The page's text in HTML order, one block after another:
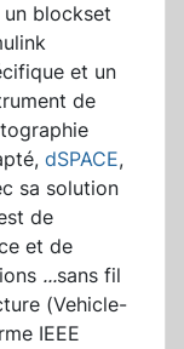
un blockset
et un
de
dSPACE,
sa solution
de
et de
...sans fil
(Vehicle-
IEEE